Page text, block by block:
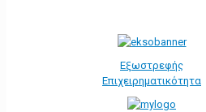
Εξωστρεφής
Επιχειρηματικότητα